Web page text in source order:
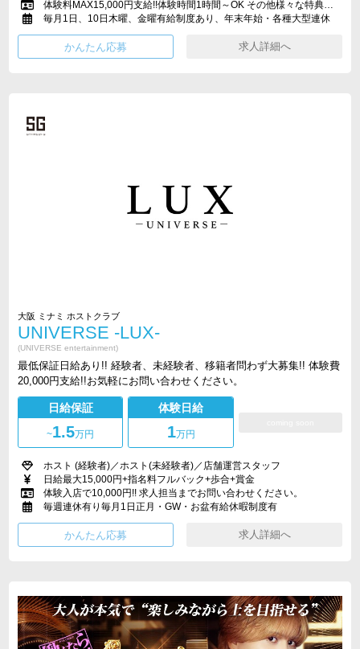
毎月1日、10日木曜、金曜有給制度あり、年末年始・各種大型連休
求人詳細へ
大阪 ミナミ ホストクラブ
UNIVERSE -LUX-
(UNIVERSE entertainment)
最低保証日給あり!! 経験者、未経験者、移籍者問わず大募集!! 体験費
20,000円支給!!お気軽にお問い合わせください。
日給保証
~1.5万円
体験日給
1万円
ホスト (経験者)／ホスト(未経験者)／店舗運営スタッフ
日給最大15,000円+指名料フルバック+歩合+賞金
体験入店で10,000円!! 求人担当までお問い合わせください。
毎週連休有り毎月1日正月・GW・お盆有給休暇制度有
求人詳細へ